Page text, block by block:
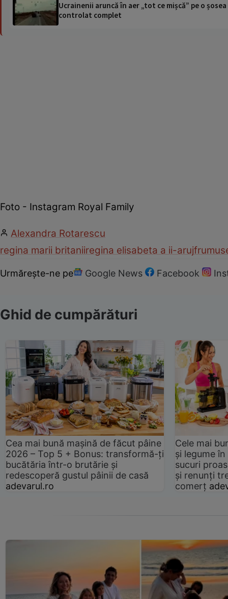
Ucrainenii aruncă în aer „tot ce mișcă” pe o
controlat complet
Foto - Instagram Royal Family
Alexandra Rotarescu
regina marii britaniiregina elisabeta a ii-aruj
Urmărește-ne pe Google News Facebook
Ghid de cumpărături
Cea mai bună mașină de făcut pâine
2026 – Top 5 + Bonus: transformă-ți
bucătăria într-o brutărie și
redescoperă gustul pâinii de casă
adevarul.ro
Cele mai
și legume
sucuri
și renunți
comerț